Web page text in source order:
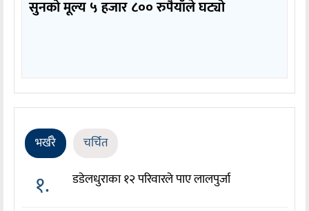
सुनको मूल्य ५ हजार ८०० रुपैयाँले घट्यो
भर्खरै चर्चित
१. डडेलधुराका १२ परिवारले पाए लालपुर्जा